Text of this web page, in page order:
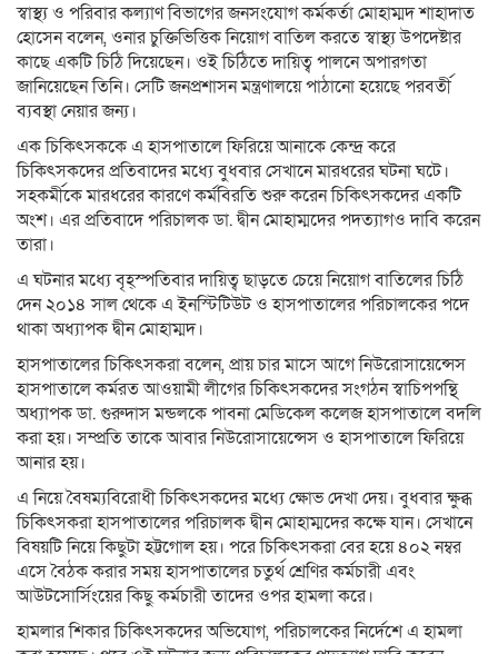
স্বাস্থ্য ও পরিবার কল্যাণ বিভাগের জনসংযোগ কর্মকর্তা মোহাম্মদ শাহাদাত
হোসেন বলেন, ওনার চুক্তিভিত্তিক নিয়োগ বাতিল করতে স্বাস্থ্য উপদেষ্টার
কাছে একটি চিঠি দিয়েছেন। ওই চিঠিতে দায়িত্ব পালনে অপারগতা
জানিয়েছেন তিনি। সেটি জনপ্রশাসন মন্ত্রণালয়ে পাঠানো হয়েছে পরবর্তী
ব্যবস্থা নেয়ার জন্য।
এক চিকিৎসককে এ হাসপাতালে ফিরিয়ে আনাকে কেন্দ্র করে
চিকিৎসকদের প্রতিবাদের মধ্যে বুধবার সেখানে মারধরের ঘটনা ঘটে।
সহকর্মীকে মারধরের কারণে কর্মবিরতি শুরু করেন চিকিৎসকদের একটি
অংশ। এর প্রতিবাদে পরিচালক ডা. দ্বীন মোহাম্মদের পদত্যাগও দাবি করেন
তারা।
এ ঘটনার মধ্যে বৃহ্স্পতিবার দায়িত্ব ছাড়তে চেয়ে নিয়োগ বাতিলের চিঠি
দেন ২০১৪ সাল থেকে এ ইনস্টিটিউট ও হাসপাতালের পরিচালকের পদে
থাকা অধ্যাপক দ্বীন মোহাম্মদ।
হাসপাতালের চিকিৎসকরা বলেন, প্রায় চার মাসে আগে নিউরোসায়েন্সেস
হাসপাতালে কর্মরত আওয়ামী লীগের চিকিৎসকদের সংগঠন স্বাচিপপন্থি
অধ্যাপক ডা. গুরুদাস মন্ডলকে পাবনা মেডিকেল কলেজ হাসপাতালে বদলি
করা হয়। সম্প্রতি তাকে আবার নিউরোসায়েন্সেস ও হাসপাতালে ফিরিয়ে
আনার হয়।
এ নিয়ে বৈষম্যবিরোধী চিকিৎসকদের মধ্যে ক্ষোভ দেখা দেয়। বুধবার ক্ষুব্ধ
চিকিৎসকরা হাসপাতালের পরিচালক দ্বীন মোহাম্মদের কক্ষে যান। সেখানে
বিষয়টি নিয়ে কিছুটা হট্টগোল হয়। পরে চিকিৎসকরা বের হয়ে ৪০২ নম্বর
এসে বৈঠক করার সময় হাসপাতালের চতুর্থ শ্রেণির কর্মচারী এবং
আউটসোর্সিংয়ের কিছু কর্মচারী তাদের ওপর হামলা করে।
হামলার শিকার চিকিৎসকদের অভিযোগ, পরিচালকের নির্দেশে এ হামলা